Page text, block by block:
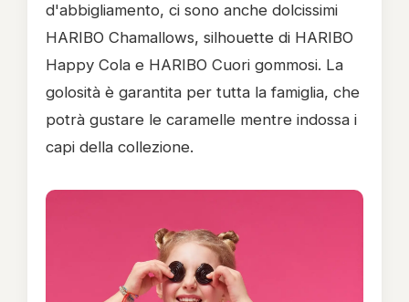
d'abbigliamento, ci sono anche dolcissimi
HARIBO Chamallows, silhouette di HARIBO
Happy Cola e HARIBO Cuori gommosi. La
golosità è garantita per tutta la famiglia, che
potrà gustare le caramelle mentre indossa i
capi della collezione.